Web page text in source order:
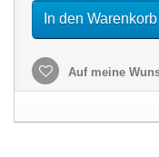
In den Warenkorb
Auf meine